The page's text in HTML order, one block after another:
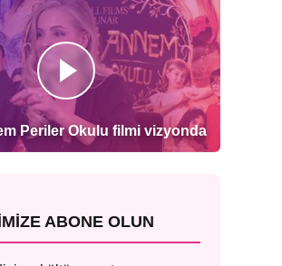
Periler Okulu filmi vizyonda
ABONE OLUN